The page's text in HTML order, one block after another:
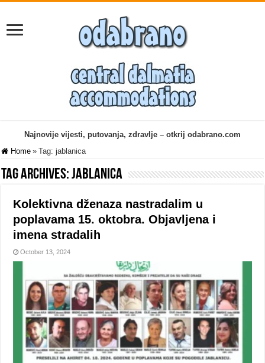
Najnovije vijesti, putovanja, zdravlje – otkrij odabrano.com
Home » Tag:jablanica
Tag Archives:jablanica
Kolektivna dženaza nastradalim u
poplavama 15. oktobra. Objavljena i
imena stradalih
October 13, 2024